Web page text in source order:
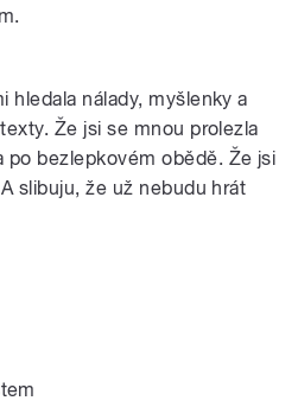
hledala nálady, myšlenky a
Že jsi se mnou prolezla
po bezlepkovém obědě. Že jsi
slibuju, že už nebudu hrát